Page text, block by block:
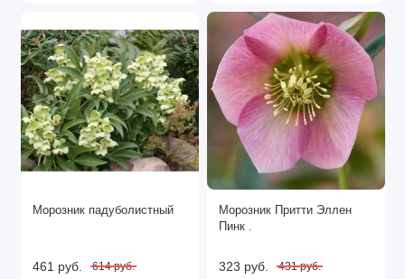
Морозник падуболистный
461 руб. 614 руб.
Морозник Притти Эллен
Пинк .
323 руб. 431 руб.